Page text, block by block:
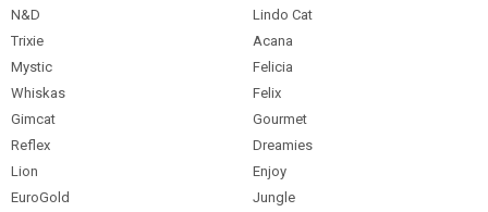
N&D
Lindo Cat
Trixie
Acana
Mystic
Felicia
Whiskas
Felix
Gimcat
Gourmet
Reflex
Dreamies
Lion
Enjoy
EuroGold
Jungle